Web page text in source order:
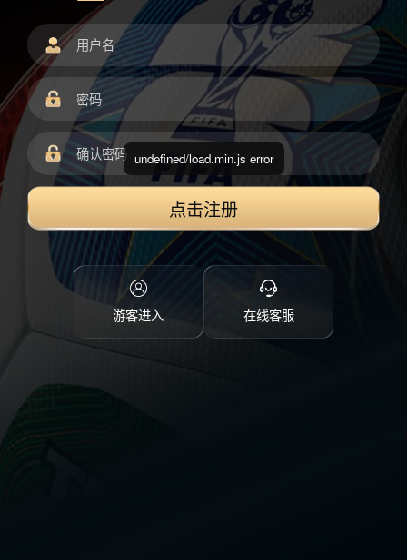
点击注册
游客进入 在线客服
undefined/load.min.js error